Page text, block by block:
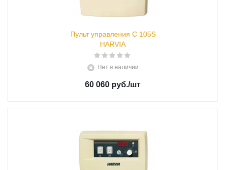
Пульт управления С 105S
HARVIA
Нет в наличии
60 060 руб./шт